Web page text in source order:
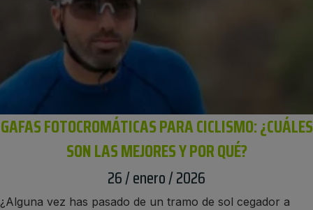
GAFAS FOTOCROMÁTICAS PARA CICLISMO: ¿CUÁLES
SON LAS MEJORES Y POR QUÉ?
26 / enero / 2026
¿Alguna vez has pasado de un tramo de sol cegador a